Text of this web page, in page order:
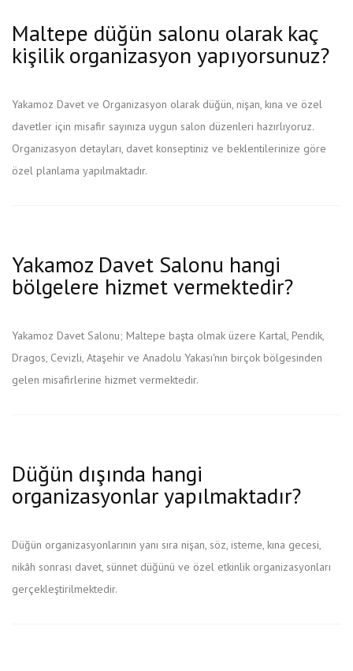
Maltepe düğün salonu olarak kaç
kişilik organizasyon yapıyorsunuz?
Yakamoz Davet ve Organizasyon olarak düğün, nişan, kına ve özel
davetler için misafir sayınıza uygun salon düzenleri hazırlıyoruz.
Organizasyon detayları, davet konseptiniz ve beklentilerinize göre
özel planlama yapılmaktadır.
Yakamoz Davet Salonu hangi
bölgelere hizmet vermektedir?
Yakamoz Davet Salonu; Maltepe başta olmak üzere Kartal, Pendik,
Dragos, Cevizli, Ataşehir ve Anadolu Yakası'nın birçok bölgesinden
gelen misafirlerine hizmet vermektedir.
Düğün dışında hangi
organizasyonlar yapılmaktadır?
Düğün organizasyonlarının yanı sıra nişan, söz, isteme, kına gecesi,
nikâh sonrası davet, sünnet düğünü ve özel etkinlik organizasyonları
gerçekleştirilmektedir.